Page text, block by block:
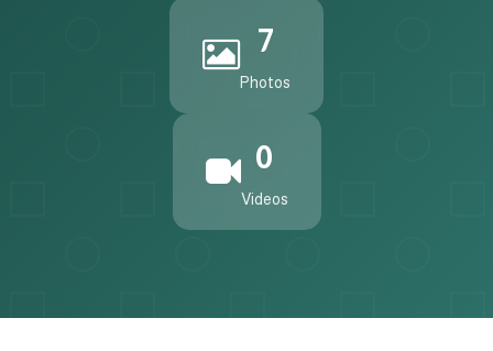
7
Photos
0
Videos